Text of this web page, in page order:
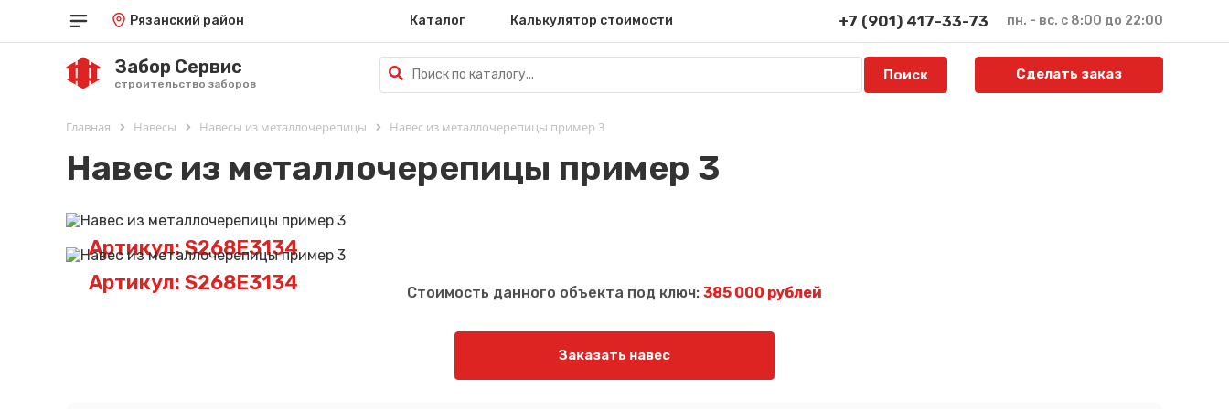
Рязанский район Каталог Калькулятор стоимости +7 (901) 417-33-73 пн. - вс. с 8:00 до 22:00
Забор Сервис
строительство заборов
Сделать заказ
Главная Навесы Навесы из металлочерепицы Навес из металлочерепицы пример 3
Навес из металлочерепицы пример 3
Артикул: S268E3134
Артикул: S268E3134
Стоимость данного объекта под ключ: 385 000 рублей
Заказать навес